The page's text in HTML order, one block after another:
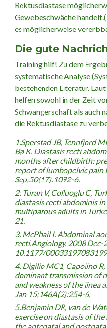
Rektusdiastase
Gewebeschwäche
es möglicherweise
Die gute
Training hilf! Zu dem
systematische Analyse
bestehenden Literatur.
helfen sowohl in der Zeit
Schwangerschaft als auch
die Rektusdiastase zu
1:Sperstad JB, Tennfjord
Bø K. Diastasis recti
months after childbirth:
report of lumbopelvic pain
Sep;50(17):1092-6.
2: Turan V, Colluoglu C,
diastasis recti abdominis
multiparous adults in
21.
3:McPhail I. Abdominal
recti.Angiology. 2008
10.1177/
4: Digilio MC1, Capolino
dominant transmission of
and weakness of the linea
Jan 15;146A(2):254-6.
5:Benjamin DR, van de
exercise on diastasis of
the antenatal and